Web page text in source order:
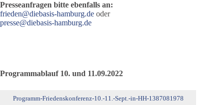
Presseanfragen bitte ebenfalls an:
frieden@diebasis-hamburg.de oder
presse@diebasis-hamburg.de
Programmablauf 10. und 11.09.2022
Programm-Friedenskonferenz-10.-11.-Sept.-in-HH-1387081978